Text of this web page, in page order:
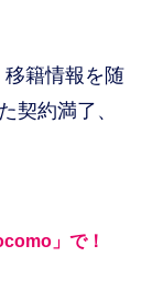
籍情報を随
契約満了、
」で！